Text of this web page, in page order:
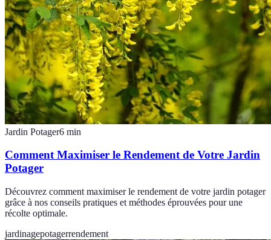
Jardin Potager6 min
Comment Maximiser le Rendement de Votre Jardin
Potager
Découvrez comment maximiser le rendement de votre jardin potager
grâce à nos conseils pratiques et méthodes éprouvées pour une
récolte optimale.
jardinagepotagerrendement